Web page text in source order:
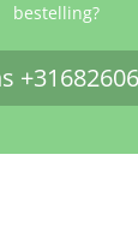
bestelling?